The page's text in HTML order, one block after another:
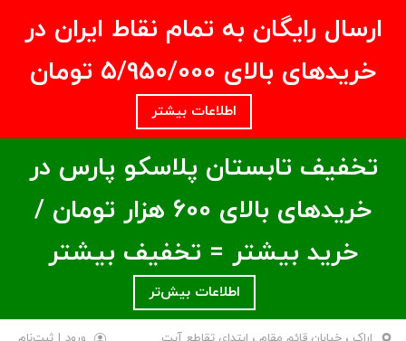
ارسال رایگان به تمام نقاط ایران در
خریدهای بالای ۵/950/000 تومان
اطلاعات بیشتر
تخفیف تابستان پلاسکو پارس در
خریدهای بالای ۶00 هزار تومان /
خرید بیشتر = تخفیف بیشتر
اطلاعات بیش‌تر